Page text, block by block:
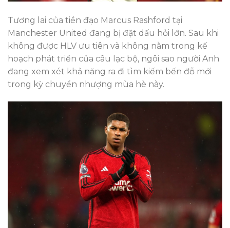
Tương lai của tiền đạo Marcus Rashford tại
Manchester United đang bị đặt dấu hỏi lớn. Sau khi
không được HLV ưu tiên và không nằm trong kế
hoạch phát triển của câu lạc bộ, ngôi sao người Anh
đang xem xét khả năng ra đi tìm kiếm bến đỗ mới
trong kỳ chuyển nhượng mùa hè này.